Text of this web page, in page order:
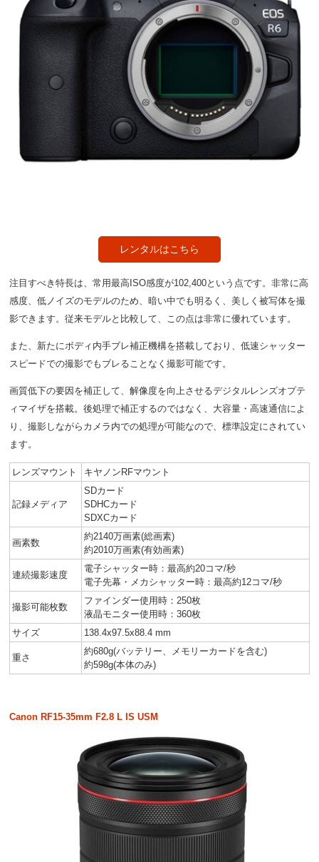
レンタルはこちら
注目すべき特長は、常用最高ISO感度が102,400という点です。非常に高
感度、低ノイズのモデルのため、暗い中でも明るく、美しく被写体を撮
影できます。従来モデルと比較して、この点は非常に優れています。
また、新たにボディ内手ブレ補正機構を搭載しており、低速シャッター
スピードでの撮影でもブレることなく撮影可能です。
画質低下の要因を補正して、解像度を向上させるデジタルレンズオプテ
ィマイザを搭載。後処理で補正するのではなく、大容量・高速通信によ
り、撮影しながらカメラ内での処理が可能なので、標準設定にされてい
ます。
レンズマウント キヤノンRFマウント
記録メディア
SDカード
SDHCカード
SDXCカード
画素数
約2140万画素(総画素)
約2010万画素(有効画素)
連続撮影速度
電子シャッター時：最高約20コマ/秒
電子先幕・メカシャッター時：最高約12コマ/秒
撮影可能枚数
ファインダー使用時：250枚
液晶モニター使用時：360枚
サイズ
138.4x97.5x88.4 mm
重さ
約680g(バッテリー、メモリーカードを含む)
約598g(本体のみ)
Canon RF15-35mm F2.8 L IS USM